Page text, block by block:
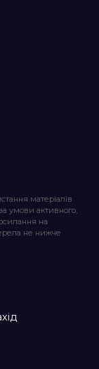
матеріалів
умови активного,
на
не нижче